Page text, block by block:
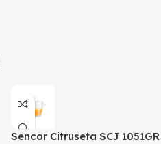
Sencor Citruseta SCJ 1051GR